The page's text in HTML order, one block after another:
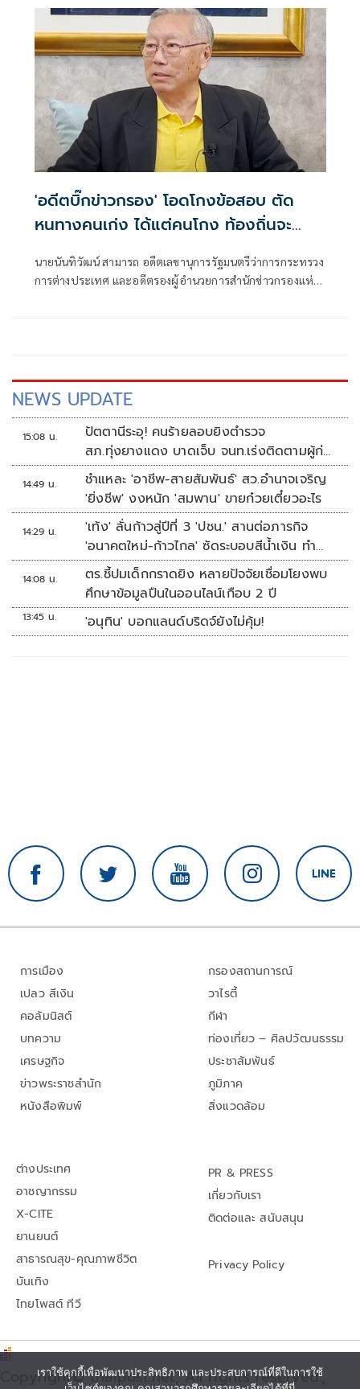
อย่ายุบ​กอ.รมน.เด็ดขาด​ จะเปิดช่องให้โจรแบ่งแยกดิน
แดน3จว.ภาคใต้ได้เปรียบ
'อดีตบิ๊กข่าวกรอง' โอดโกงข้อสอบ ตัด
หนทางคนเก่ง ได้แต่คนโกง ท้องถิ่นจะ
นายนันทิวัฒน์ สามารถ อดีตเลขานุการรัฐมนตรีว่าการกระทรวง
การต่างประเทศ และอดีตรองผู้อำนวยการสำนักข่าวกรองแห่ง
NEWS UPDATE
15:08 น.
ปัตตานีระอุ! คนร้ายลอบยิงตำรวจ
สภ.ทุ่งยางแดง บาดเจ็บ จนท.เร่งติดตามผู้ก่อ
เหตุ
14:49 น.
ชำแหละ 'อาชีพ-สายสัมพันธ์' สว.อำนาจเจริญ
'ยิ่งชีพ' งงหนัก 'สมพาน' ขายก๋วยเตี๋ยวอะไร
14:29 น.
'เท้ง' ลั่นก้าวสู่ปีที่ 3 'ปชน.' สานต่อภารกิจ
'อนาคตใหม่-ก้าวไกล' ซัดระบอบสีน้ำเงิน ทำ
หลักนิติรัฐ-นิติธรรมสั่นคลอน
14:08 น.
ตร.ชี้ปมเด็กกราดยิง หลายปัจจัยเชื่อมโยงพบ
ศึกษาข้อมูลปืนในออนไลน์เกือบ 2 ปี
13:45 น. 'อนุทิน' บอกแลนด์บริดจ์ยังไม่คุ้ม!
การเมือง
เปลว สีเงิน
คอลัมนิสต์
บทความ
เศรษฐกิจ
ข่าวพระราชสำนัก
หนังสือพิมพ์
กรองสถานการณ์
วาไรตี้
กีฬา
ท่องเที่ยว – ศิลปวัฒนธรรม
ประชาสัมพันธ์
ภูมิภาค
สิ่งแวดล้อม
ต่างประเทศ
อาชญากรรม
X-CITE
ยานยนต์
สาธารณสุข-คุณภาพชีวิต
บันเทิง
ไทยโพสต์ ทีวี
PR & PRESS
เกี่ยวกับเรา
ติดต่อและ สนับสนุน
Privacy Policy
Copyright© thaipost.net, All rights reserved.,
เราใช้คุกกี้เพื่อพัฒนาประสิทธิภาพ และประสบการณ์ที่ดีในการใช้